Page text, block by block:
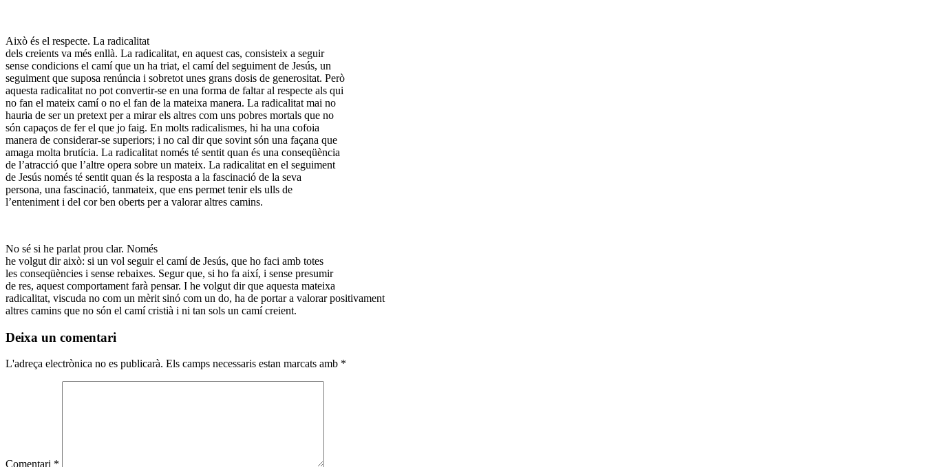
Això és el respecte. La radicalitat
dels creients va més enllà. La radicalitat, en aquest cas, consisteix a seguir
sense condicions el camí que un ha triat, el camí del seguiment de Jesús, un
seguiment que suposa renúncia i sobretot unes grans dosis de generositat. Però
aquesta radicalitat no pot convertir-se en una forma de faltar al respecte als qui
no fan el mateix camí o no el fan de la mateixa manera. La radicalitat mai no
hauria de ser un pretext per a mirar els altres com uns pobres mortals que no
són capaços de fer el que jo faig. En molts radicalismes, hi ha una cofoia
manera de considerar-se superiors; i no cal dir que sovint són una façana que
amaga molta brutícia. La radicalitat només té sentit quan és una conseqüència
de l’atracció que l’altre opera sobre un mateix. La radicalitat en el seguiment
de Jesús només té sentit quan és la resposta a la fascinació de la seva
persona, una fascinació, tanmateix, que ens permet tenir els ulls de
l’enteniment i del cor ben oberts per a valorar altres camins.
No sé si he parlat prou clar. Només
he volgut dir això: si un vol seguir el camí de Jesús, que ho faci amb totes
les conseqüències i sense rebaixes. Segur que, si ho fa així, i sense presumir
de res, aquest comportament farà pensar. I he volgut dir que aquesta mateixa
radicalitat, viscuda no com un mèrit sinó com un do, ha de portar a valorar positivament
altres camins que no són el camí cristià i ni tan sols un camí creient.
Deixa un comentari
L'adreça electrònica no es publicarà. Els camps necessaris estan marcats amb *
Comentari *